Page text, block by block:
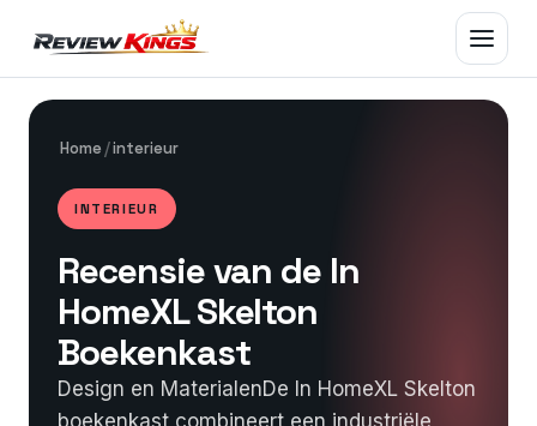
content
Home /interieur
INTERIEUR
Recensie van de In
HomeXL Skelton
Boekenkast
Design en MaterialenDe In HomeXL Skelton
boekenkast combineert een industriële